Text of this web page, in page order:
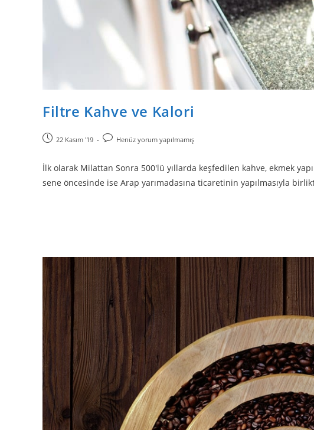
Filtre Kahve ve Kalori
22 Kasım '19 Henüz yorum yapılmamış
İlk olarak Milattan Sonra 500'lü yıllarda keşfedilen kahve, ekmek
sene öncesinde ise Arap yarımadasına ticaretinin yapılmasıyla